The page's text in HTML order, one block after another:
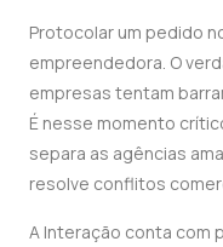
Protocolar um pedido
empreendedora. O
empresas tentam
É nesse momento
separa as agências
resolve conflitos
A Interação conta com